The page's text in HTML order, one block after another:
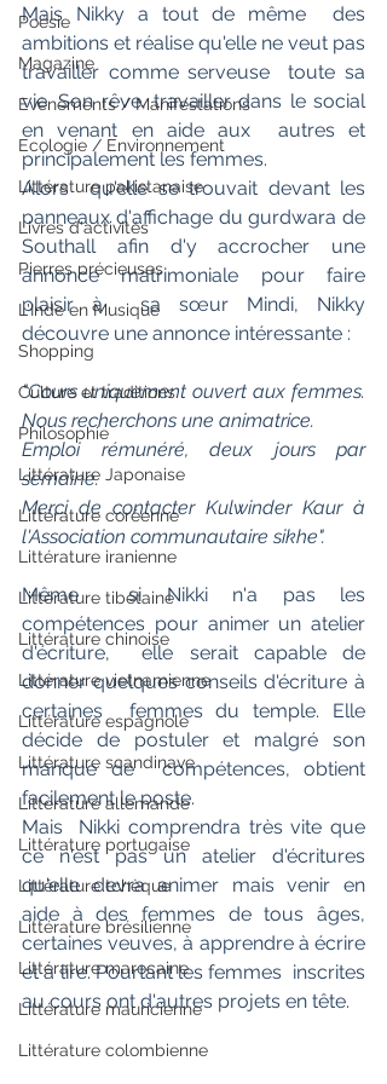
Poésie
Magazine
Evènements / Manifestations
Ecologie / Environnement
Littérature pakistanaise
Livres d'activités
Pierres précieuses
L'Inde en Musique
Shopping
Culture et traditions
Philosophie
Littérature Japonaise
Littérature coréenne
Littérature iranienne
Littérature tibétaine
Littérature chinoise
Littérature vietnamienne
Littérature espagnole
Littérature scandinave
Littérature allemande
Littérature portugaise
Littérature tchèque
Littérature brésilienne
Littérature marocaine
Littérature mauricienne
Littérature colombienne
Mais Nikky a tout de même  des
ambitions et réalise qu'elle ne veut pas
travailler comme serveuse  toute sa
vie. Son rêve, travailler dans le social
en venant en aide aux  autres et
principalement les femmes.
Alors  qu'elle se trouvait devant les
panneaux d'affichage du gurdwara de
Southall afin d'y accrocher une
annonce matrimoniale pour faire
plaisir à  sa sœur Mindi, Nikky
découvre une annonce intéressante :
"Cours uniquement ouvert aux femmes.
Nous recherchons une animatrice.
Emploi rémunéré, deux jours par
semaine.
Merci de contacter Kulwinder Kaur à
l'Association communautaire sikhe".
Même  si Nikki n'a pas les
compétences pour animer un atelier
d'écriture,  elle serait capable de
donner quelques conseils d'écriture à
certaines  femmes du temple. Elle
décide de postuler et malgré son
manque de  compétences, obtient
facilement le poste.
Mais  Nikki comprendra très vite que
ce n'est pas un atelier d'écritures
qu'elle devra animer mais venir en
aide à des femmes de tous âges,
certaines veuves, à apprendre à écrire
et à lire. Pourtant les femmes  inscrites
au cours ont d'autres projets en tête.